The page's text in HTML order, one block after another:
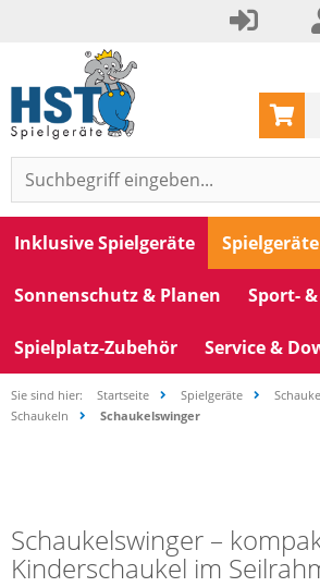
Inklusive Spielgeräte Spielgeräte
Sonnenschutz & Planen Sport-
Spielplatz-Zubehör Service &
Sie sind hier: Startseite Spielgeräte
Schaukeln
Schaukelswinger
Schaukelswinger –
Kinderschaukel im